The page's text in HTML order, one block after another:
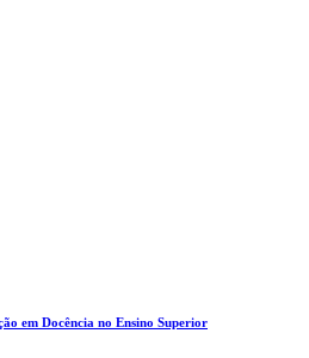
em Docência no Ensino Superior